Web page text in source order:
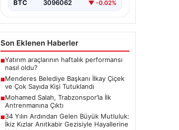
BTC 3096062 ▼ -0.02%
Son Eklenen Haberler
■Yatırım araçlarının haftalık performansı
nasıl oldu?
■Menderes Belediye Başkanı İlkay Çiçek
ve Çok Sayıda Kişi Tutuklandı
■Mohamed Salah, Trabzonspor’la İlk
Antrenmanına Çıktı
■34 Yılın Ardından Gelen Büyük Mutluluk:
İkiz Kızlar Anıtkabir Gezisiyle Hayallerine